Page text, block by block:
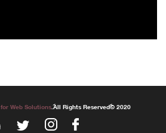
Web Solutions. All Rights Reserved © 2020